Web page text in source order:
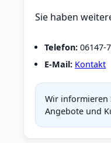
Sie haben
Telefon: 06147-
E-Mail: Kontakt
Wir informieren
Angebote und